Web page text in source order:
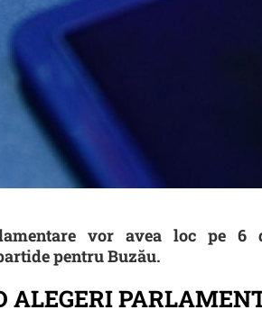
vor avea loc pe 6
pentru Buzău.
ALEGERI